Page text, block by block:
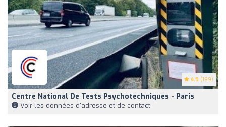
4.9 (199)
Centre National De Tests Psychotechniques - Paris
Voir les données d'adresse et de contact